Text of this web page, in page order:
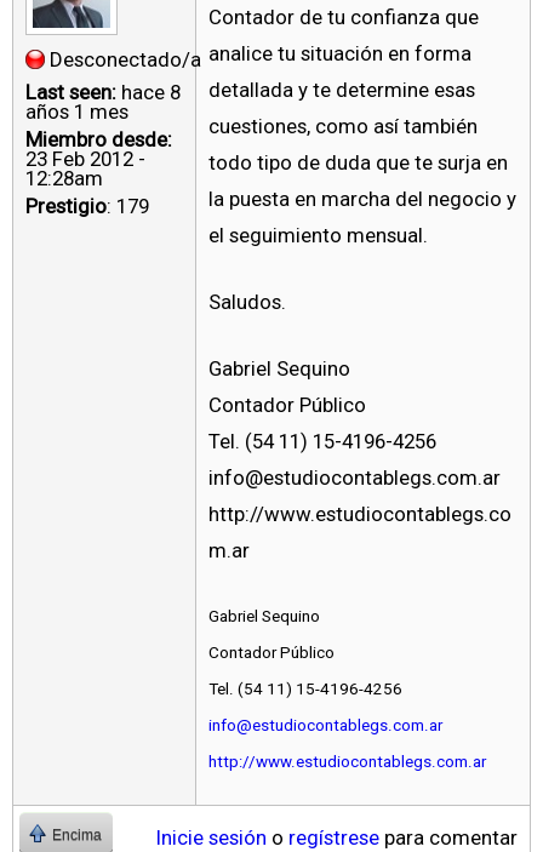
Desconectado/a
Last seen: hace 8
años 1 mes
Miembro desde:
23 Feb 2012 -
12:28am
Prestigio: 179
Contador de tu confianza que
analice tu situación en forma
detallada y te determine esas
cuestiones, como así también
todo tipo de duda que te surja en
la puesta en marcha del negocio y
el seguimiento mensual.
Saludos.
Gabriel Sequino
Contador Público
Tel. (54 11) 15-4196-4256
info@estudiocontablegs.com.ar
http://www.estudiocontablegs.co
m.ar
Gabriel Sequino
Contador Público
Tel. (54 11) 15-4196-4256
info@estudiocontablegs.com.ar
http://www.estudiocontablegs.com.ar
Encima Inicie sesión o regístrese para comentar